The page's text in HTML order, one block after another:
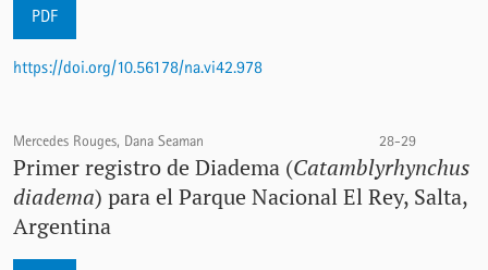
PDF
https://doi.org/10.56178/na.vi42.978
Mercedes Rouges, Dana Seaman 28-29
Primer registro de Diadema (Catamblyrhynchus
diadema) para el Parque Nacional El Rey, Salta,
Argentina